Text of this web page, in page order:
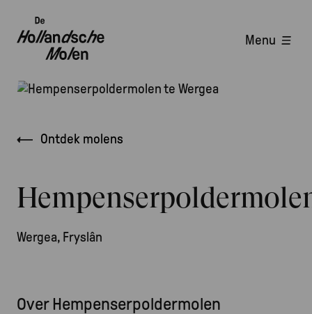
naar
gaan
Hoofdnavigatie
Menu
Ontdek molens
Wergea, Fryslân
Afbeelding
Over Hempenserpoldermolen